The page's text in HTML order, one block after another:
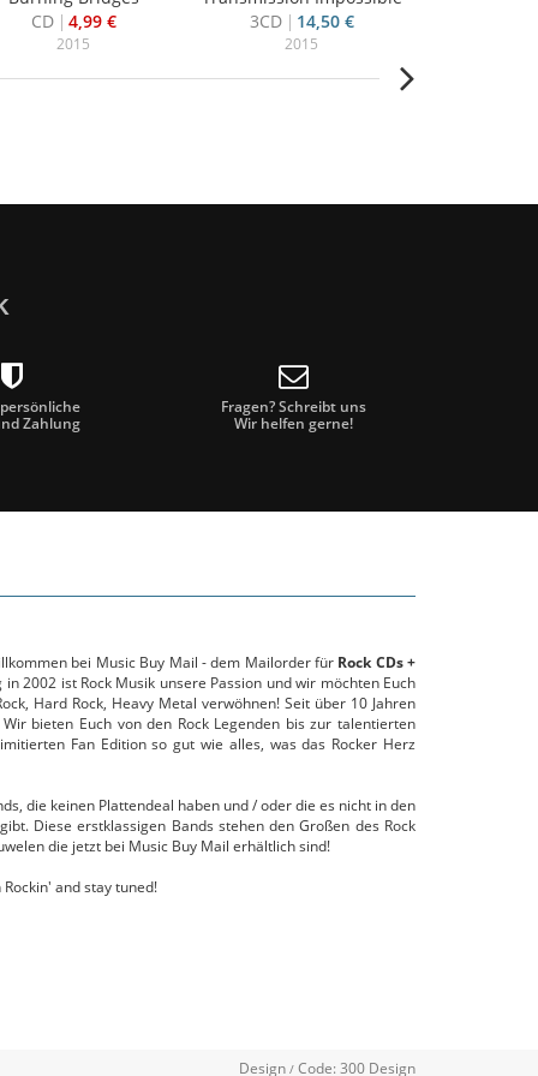
CD
4,99 €
2015
3CD
14,50 €
2015
Zahlung
Fragen? Schreibt uns
Wir helfen gerne!
bei Music Buy Mail - dem Mailorder für Rock CDs +
2002 ist Rock Musik unsere Passion und wir möchten Euch
Hard Rock, Heavy Metal verwöhnen! Seit über 10 Jahren
bieten Euch von den Rock Legenden bis zur talentierten
Fan Edition so gut wie alles, was das Rocker Herz
die keinen Plattendeal haben und / oder die es nicht in den
Diese erstklassigen Bands stehen den Großen des Rock
die jetzt bei Music Buy Mail erhältlich sind!
and stay tuned!
Design / Code: 300 Design